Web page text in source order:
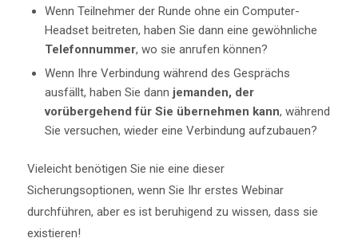
Wenn Teilnehmer der Runde ohne ein Computer-
Headset beitreten, haben Sie dann eine gewöhnliche
Telefonnummer, wo sie anrufen können?
Wenn Ihre Verbindung während des Gesprächs
ausfällt, haben Sie dann jemanden, der
vorübergehend für Sie übernehmen kann, während
Sie versuchen, wieder eine Verbindung aufzubauen?
Vieleicht benötigen Sie nie eine dieser
Sicherungsoptionen, wenn Sie Ihr erstes Webinar
durchführen, aber es ist beruhigend zu wissen, dass sie
existieren!